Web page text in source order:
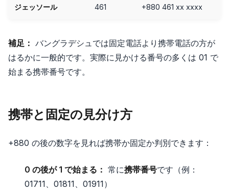
ジェッソール 461 +880 461 xx xxxx
補足： バングラデシュでは固定電話より携帯電話の方が
はるかに一般的です。実際に見かける番号の多くは 01 で
始まる携帯番号です。
携帯と固定の見分け方
+880 の後の数字を見れば携帯か固定か判別できます：
0 の後が 1 で始まる： 常に携帯番号です（例：
01711、01811、01911）